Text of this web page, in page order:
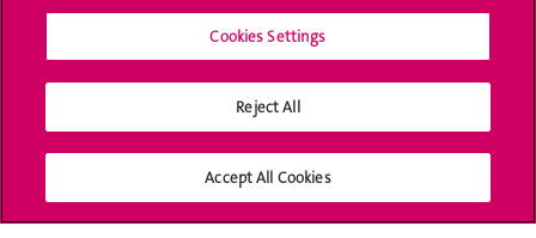
Calendrier académique
Médias sociaux UNIGE
Cookies Settings
Reject All
Accept All Cookies